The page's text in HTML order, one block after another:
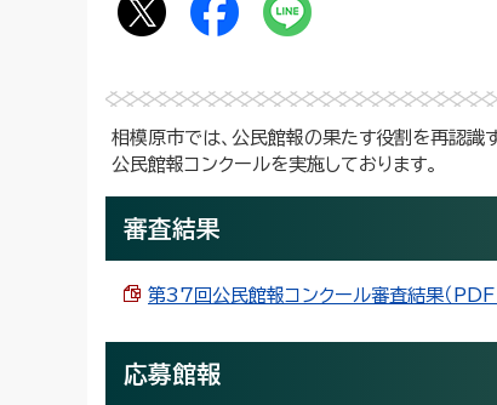
相模原市では、公民館報の果たす役割を再認識
公民館報コンクールを実施しております。
審査結果
第37回公民館報コンクール審査結果（
応募館報